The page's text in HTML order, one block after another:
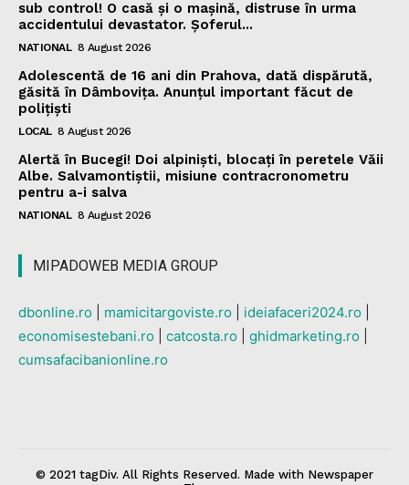
sub control! O casă și o mașină, distruse în urma
accidentului devastator. Șoferul...
NATIONAL 8 August 2026
Adolescentă de 16 ani din Prahova, dată dispărută,
găsită în Dâmbovița. Anunțul important făcut de
polițiști
LOCAL 8 August 2026
Alertă în Bucegi! Doi alpiniști, blocați în peretele Văii
Albe. Salvamontiștii, misiune contracronometru
pentru a-i salva
NATIONAL 8 August 2026
MIPADOWEB MEDIA GROUP
dbonline.ro mamicitargoviste.ro ideiafaceri2024.ro
economisestebani.ro
catcosta.ro ghidmarketing.ro
cumsafacibanionline.ro
© 2021 tagDiv. All Rights Reserved. Made with Newspaper